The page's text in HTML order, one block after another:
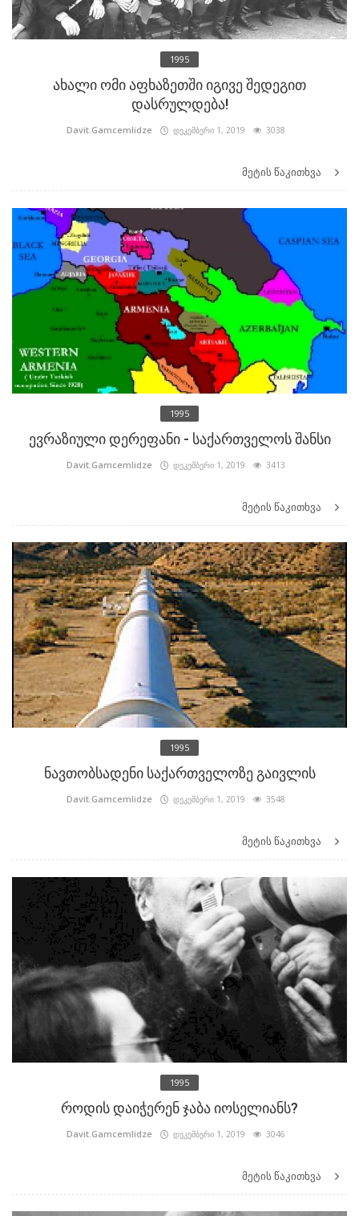
1995
ახალი ომი აფხაზეთში იგივე შედეგით
დასრულდება!
Davit.Gamcemlidze დეკემბერი 1, 2019 3038
მეტის წაკითხვა
1995
ევრაზიული დერეფანი - საქართველოს შანსი
Davit.Gamcemlidze დეკემბერი 1, 2019 3413
მეტის წაკითხვა
1995
ნავთობსადენი საქართველოზე გაივლის
Davit.Gamcemlidze დეკემბერი 1, 2019 3548
მეტის წაკითხვა
1995
როდის დაიჭერენ ჯაბა იოსელიანს?
Davit.Gamcemlidze დეკემბერი 1, 2019 3046
მეტის წაკითხვა